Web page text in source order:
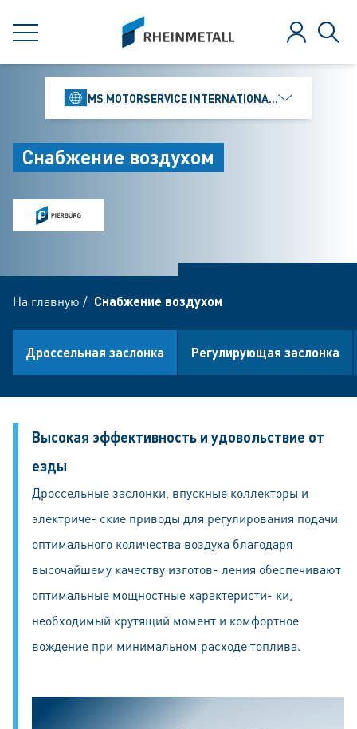
МЕНЮ
siteLogo
MS MOTORSERVICE INTERNATIONAL GMBH
Снабжение воздухом
На главную / Снабжение воздухом
Дроссельная заслонка Pегулирующая заслонка
Высокая эффективность и удовольствие от
езды
Дроссельные заслонки, впускные коллекторы и
электриче- ские приводы для регулирования подачи
оптимального количества воздуха благодаря
высочайшему качеству изготов- ления обеспечивают
оптимальные мощностные характеристи- ки,
необходимый крутящий момент и комфортное
вождение при минимальном расходе топлива.